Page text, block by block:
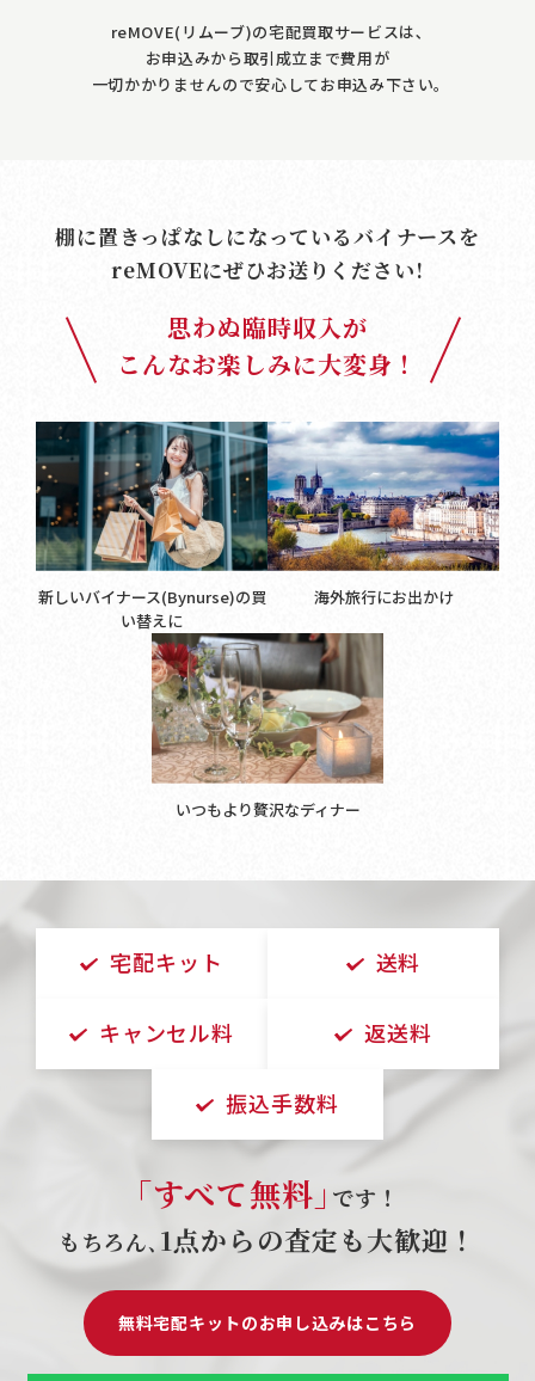
reMOVE(リムーブ)の宅配買取サービスは､
お申込みから取引成立まで費用が
一切かかりませんので安心してお申込み下さい｡
棚に置きっぱなしになっているバイナースを
reMOVEにぜひお送りください!
思わぬ臨時収入が
こんなお楽しみに大変身！
新しいバイナース(Bynurse)の買
い替えに
海外旅行にお出かけ
いつもより贅沢なディナー
宅配キット 送料
キャンセル料 返送料
振込手数料
｢すべて無料｣ です！
もちろん､ 1点からの査定も大歓迎！
無料宅配キットのお申し込みはこちら